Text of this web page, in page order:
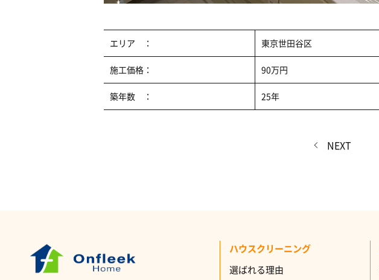
エリア ： 東京世田谷区
施工価格： 90万円
築年数 ： 25年
NEXT
ハウスクリーニング
選ばれる理由